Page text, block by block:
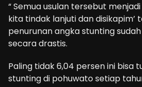
“ Semua usulan tersebut
kita tindak lanjuti dan disikapim’
penurunan angka stunting
secara drastis.
Paling tidak 6,04 persen ini bisa
stunting di pohuwato setiap